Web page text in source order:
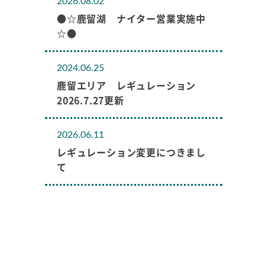
●☆鹿留湖 ナイター営業実施中
☆●
2024.06.25
鹿留エリア レギュレーション
2026.7.27更新
2026.06.11
レギュレーション変更につきまし
て